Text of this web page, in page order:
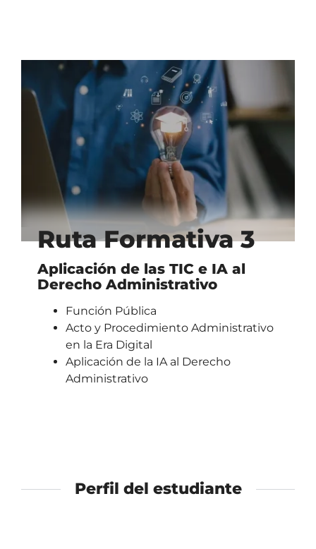
Ruta Formativa 3
Aplicación de las TIC e IA al
Derecho Administrativo
Función Pública
Acto y Procedimiento Administrativo
en la Era Digital
Aplicación de la IA al Derecho
Administrativo
Perfil del estudiante